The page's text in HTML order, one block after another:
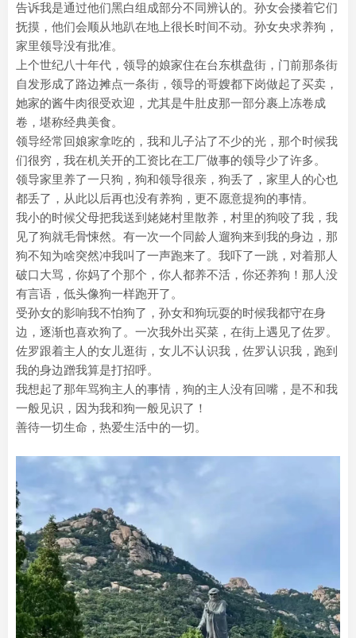
告诉我是通过他们黑白组成部分不同辨认的。孙女会搂着它们
抚摸，他们会顺从地趴在地上很长时间不动。孙女央求养狗，
家里领导没有批准。
上个世纪八十年代，领导的娘家住在台东棋盘街，门前那条街
自发形成了路边摊点一条街，领导的哥嫂都下岗做起了买卖，
她家的酱牛肉很受欢迎，尤其是牛肚皮那一部分裹上冻卷成
卷，堪称经典美食。
领导经常回娘家拿吃的，我和儿子沾了不少的光，那个时候我
们很穷，我在机关开的工资比在工厂做事的领导少了许多。
领导家里养了一只狗，狗和领导很亲，狗丢了，家里人的心也
都丢了，从此以后再也没有养狗，更不愿意提狗的事情。
我小的时候父母把我送到姥姥村里散养，村里的狗咬了我，我
见了狗就毛骨悚然。有一次一个同龄人遛狗来到我的身边，那
狗不知为啥突然冲我叫了一声跑来了。我吓了一跳，对着那人
破口大骂，你妈了个那个，你人都养不活，你还养狗！那人没
有言语，低头像狗一样跑开了。
受孙女的影响我不怕狗了，孙女和狗玩耍的时候我都守在身
边，逐渐也喜欢狗了。一次我外出买菜，在街上遇见了佐罗。
佐罗跟着主人的女儿逛街，女儿不认识我，佐罗认识我，跑到
我的身边蹭我算是打招呼。
我想起了那年骂狗主人的事情，狗的主人没有回嘴，是不和我
一般见识，因为我和狗一般见识了！
善待一切生命，热爱生活中的一切。